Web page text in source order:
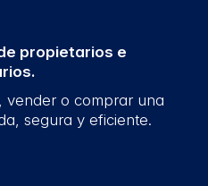
propietarios e
vender o comprar una
segura y eficiente.